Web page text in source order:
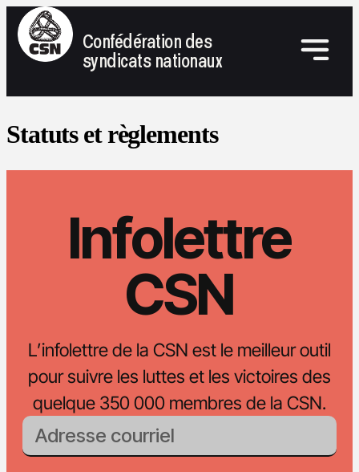
Confédération des
syndicats nationaux
Statuts et règlements
Infolettre
CSN
L’infolettre de la CSN est le meilleur outil
pour suivre les luttes et les victoires des
quelque 350 000 membres de la CSN.